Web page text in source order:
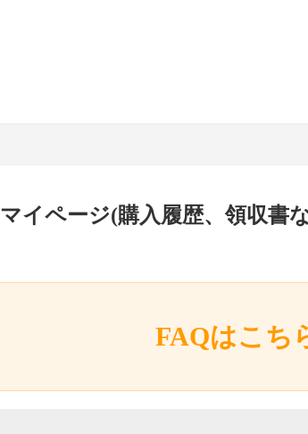
マイページ(購入履歴、領収書
FAQはこち